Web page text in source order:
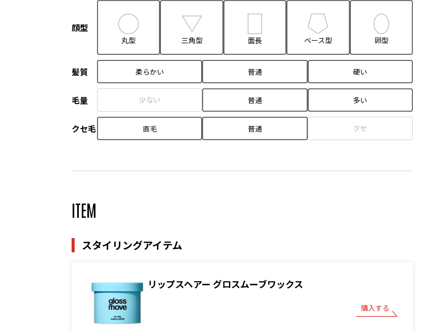
顔型
丸型 三角型 面長 ベース型 卵型
髪質 柔らかい 普通 硬い
毛量 少ない 普通 多い
クセ毛 直毛 普通 クセ
ITEM
スタイリングアイテム
リップスヘアー グロスムーブワックス
購入する